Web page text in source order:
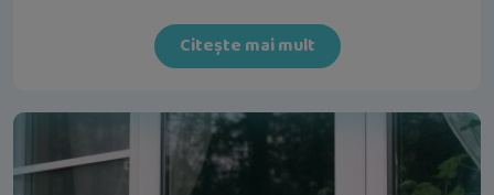
Citește mai mult